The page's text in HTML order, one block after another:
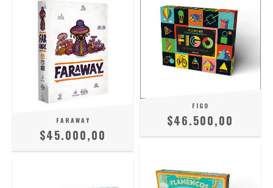
FARAWAY
$45.000,00
FIGO
$46.500,00